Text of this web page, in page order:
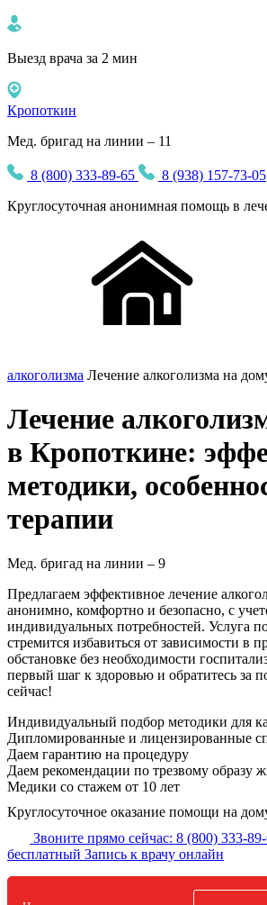
Выезд врача за 2 мин
Кропоткин
Мед. бригад на линии – 11
8 (800) 333-89-65
8 (938) 157-73-05
Круглосуточная анонимная помощь в
алкоголизма Лечение алкоголизма на
Лечение
в Кропоткине:
методики,
терапии
Мед. бригад на линии – 9
Предлагаем эффективное лечение
анонимно, комфортно и безопасно, с
индивидуальных потребностей. Услуга
стремится избавиться от зависимости в
обстановке без необходимости
первый шаг к здоровью и обратитесь за
сейчас!
Индивидуальный подбор методики для
Дипломированные и лицензированные
Даем гарантию на процедуру
Даем рекомендации по трезвому образу
Медики со стажем от 10 лет
Круглосуточное оказание помощи на
Звоните прямо сейчас: 8 (800) 333-
бесплатный Запись к врачу онлайн